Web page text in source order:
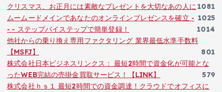
1081
クリスマス、お正月には素敵なプレゼントを大切なあの人に
1025
ムームードメインであなたのオンラインプレゼンスを確立 -
- - ステップバイステップで簡単登録！
1014
他社からの乗り換え専用ファクタリング 業界最低水準手数料
【MSFJ】
801
株式会社日本ビジネスリンクス： 最短2時間で資金化が可能とな
ったWEB完結の売掛金買取サービス！【LINK】
579
株式会社ｈｓ１ 最短2時間での資金調達！クラウドでオフィスに